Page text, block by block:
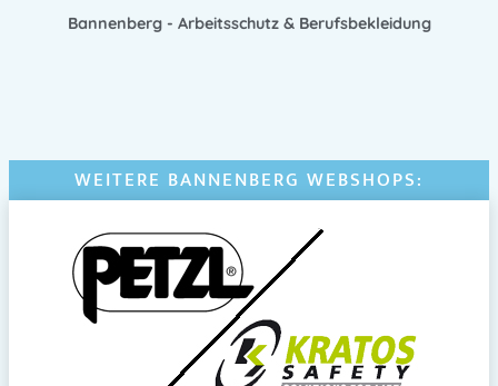
Bannenberg - Arbeitsschutz & Berufsbekleidung
WEITERE BANNENBERG WEBSHOPS: